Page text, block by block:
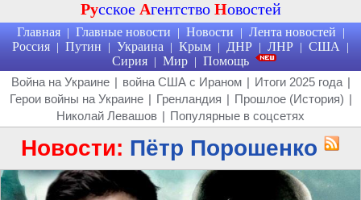
Русское Агентство Новостей
Главная | Главные новости | Новости | Лента новостей |
Россия | Путин | Украина | Крым | ДНР | ЛНР | США |
Сирия | Мир | Помощь
Война на Украине | война США с Ираном | Итоги 2025 года |
Герои войны на Украине | Гренландия | Прошлое (История) |
Николай Левашов | Популярные в соцсетях
Новости: Пётр Порошенко